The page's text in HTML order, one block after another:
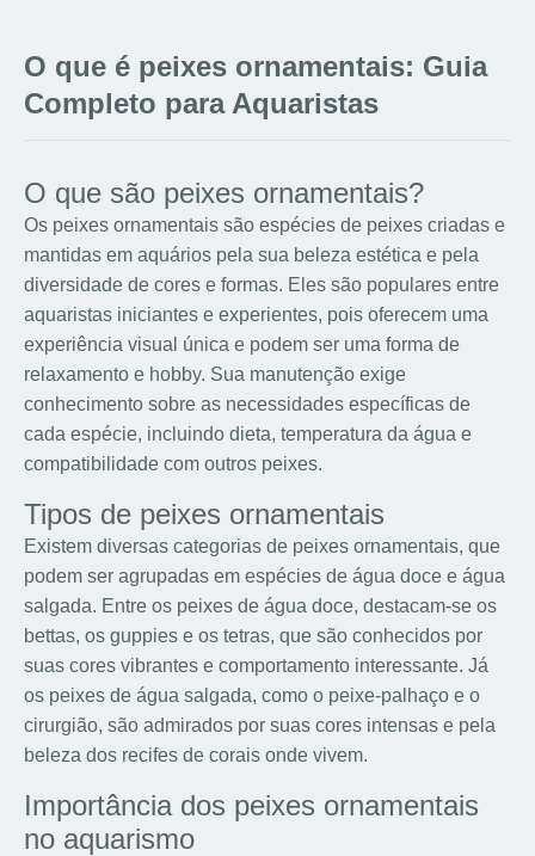
O que é peixes ornamentais: Guia
Completo para Aquaristas
O que são peixes ornamentais?
Os peixes ornamentais são espécies de peixes criadas e
mantidas em aquários pela sua beleza estética e pela
diversidade de cores e formas. Eles são populares entre
aquaristas iniciantes e experientes, pois oferecem uma
experiência visual única e podem ser uma forma de
relaxamento e hobby. Sua manutenção exige
conhecimento sobre as necessidades específicas de
cada espécie, incluindo dieta, temperatura da água e
compatibilidade com outros peixes.
Tipos de peixes ornamentais
Existem diversas categorias de peixes ornamentais, que
podem ser agrupadas em espécies de água doce e água
salgada. Entre os peixes de água doce, destacam-se os
bettas, os guppies e os tetras, que são conhecidos por
suas cores vibrantes e comportamento interessante. Já
os peixes de água salgada, como o peixe-palhaço e o
cirurgião, são admirados por suas cores intensas e pela
beleza dos recifes de corais onde vivem.
Importância dos peixes ornamentais
no aquarismo